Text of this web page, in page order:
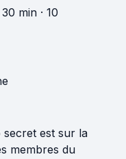
30 min · 10
secret est sur la
membres du